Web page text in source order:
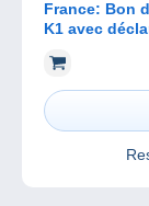
France: Bon de Poste de
K1 avec